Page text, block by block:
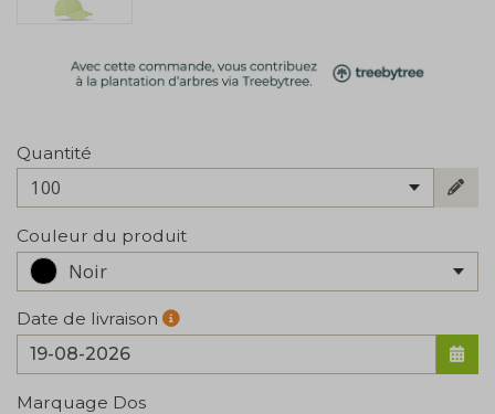
Quantité
100
Couleur du produit
Noir
Date de livraison
Marquage Dos